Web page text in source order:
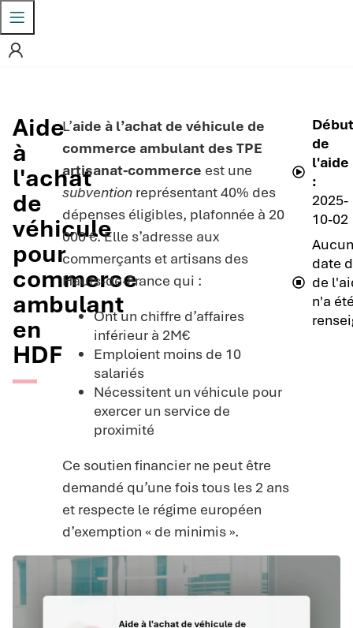
Aide
à
l'achat
de
véhicule
pour
commerce
ambulant
en
HDF
L’aide à l’achat de véhicule de
commerce ambulant des TPE
artisanat-commerce est une
subventionreprésentant 40% des
dépenses éligibles, plafonnée à 20
000 €. Elle s’adresse aux
commerçants et artisans des
Hauts-de-France qui :
Ont un chiffre d’affaires
inférieur à 2M€
Emploient moins de 10
salariés
Nécessitent un véhicule pour
exercer un service de
proximité
Ce soutien financier ne peut être
demandé qu’une fois tous les 2 ans
et respecte le régime européen
d’exemption « de minimis ».
Début
de
l'aide
:
2025-
10-02
date
de
n'a